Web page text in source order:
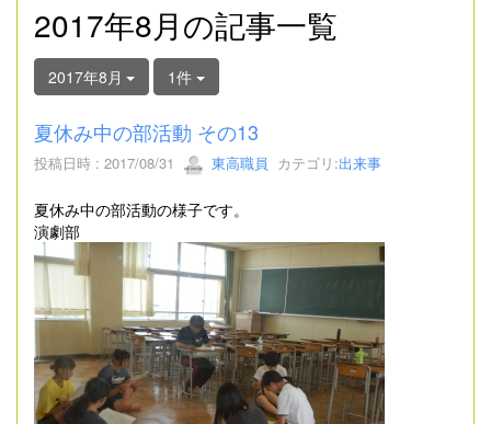
2017年8月の記事一覧
2017年8月 1件
夏休み中の部活動 その13
投稿日時 : 2017/08/31 東高職員 カテゴリ:出来事
夏休み中の部活動の様子です。
演劇部